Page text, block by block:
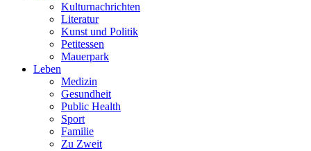
Kulturnachrichten
Literatur
Kunst und Politik
Petitessen
Mauerpark
Leben
Medizin
Gesundheit
Public Health
Sport
Familie
Zu Zweit